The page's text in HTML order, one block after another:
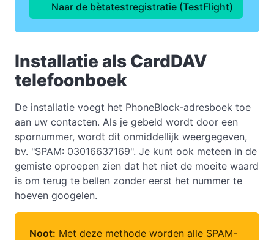
Naar de bètatestregistratie (TestFlight)
Installatie als CardDAV
telefoonboek
De installatie voegt het PhoneBlock-adresboek toe
aan uw contacten. Als je gebeld wordt door een
spornummer, wordt dit onmiddellijk weergegeven,
bv. "SPAM: 03016637169". Je kunt ook meteen in de
gemiste oproepen zien dat het niet de moeite waard
is om terug te bellen zonder eerst het nummer te
hoeven googelen.
Noot: Met deze methode worden alle SPAM-